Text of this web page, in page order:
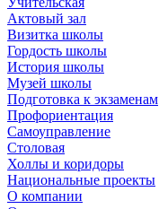
Актовый зал
Визитка школы
Гордость школы
История школы
Музей школы
Подготовка к экзаменам
Профориентация
Самоуправление
Столовая
Холлы и коридоры
Национальные проекты
О компании